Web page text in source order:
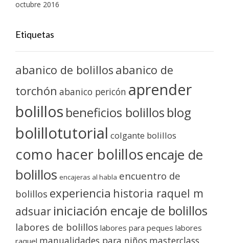
octubre 2016
Etiquetas
abanico de bolillos abanico de
torchón abanico pericón aprender
bolillos beneficios bolillos blog
bolillotutorial colgante bolillos
como hacer bolillosencaje de
bolillos encajeras al habla encuentro de
bolillos experiencia historia raquel m
adsuar iniciación encaje de bolillos
labores de bolillos labores para peques labores
raquel manualidades para niños masterclass